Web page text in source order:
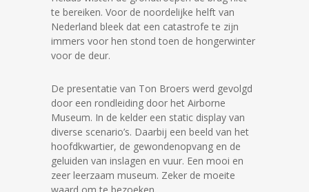
te bereiken. Voor de noordelijke helft van
Nederland bleek dat een catastrofe te zijn
immers voor hen stond toen de hongerwinter
voor de deur.
De presentatie van Ton Broers werd gevolgd
door een rondleiding door het Airborne
Museum. In de kelder een static display van
diverse scenario’s. Daarbij een beeld van het
hoofdkwartier, de gewondenopvang en de
geluiden van inslagen en vuur. Een mooi en
zeer leerzaam museum. Zeker de moeite